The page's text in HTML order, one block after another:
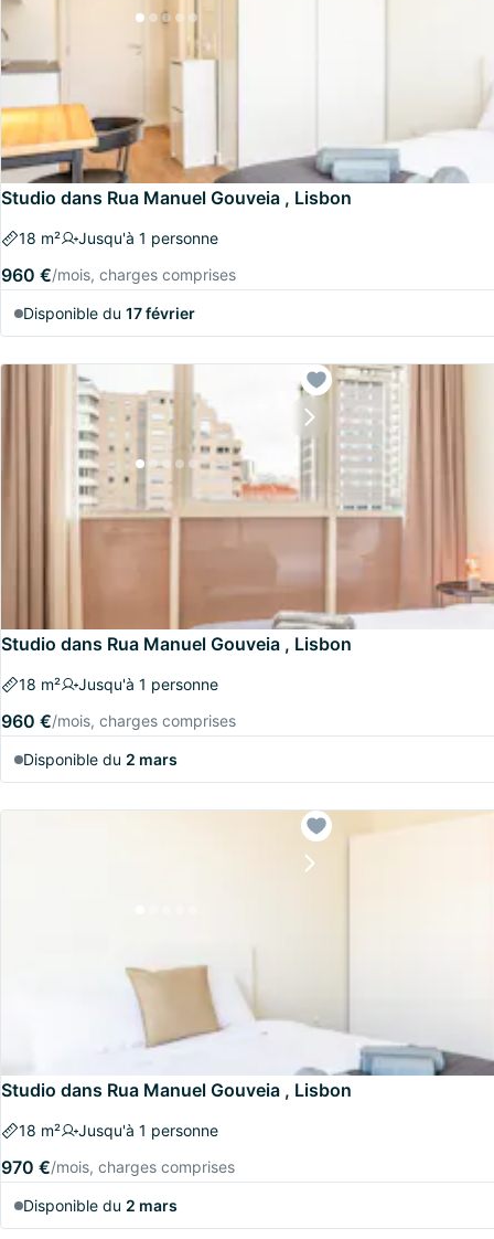
Studio dans Rua Manuel Gouveia , Lisbon
18 m² Jusqu'à 1 personne
960 €/mois, charges comprises
Disponible du 17 février
Studio dans Rua Manuel Gouveia , Lisbon
18 m² Jusqu'à 1 personne
960 €/mois, charges comprises
Disponible du 2 mars
Studio dans Rua Manuel Gouveia , Lisbon
18 m² Jusqu'à 1 personne
970 €/mois, charges comprises
Disponible du 2 mars